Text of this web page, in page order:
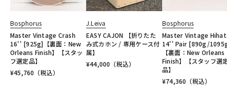
Bosphorus
Master Vintage Crash
16'' [925g]【裏面：New
Orleans Finish】【スタッ
フ選定品】
¥45,760 （税込）
J.Leiva
EASY CAJON 【折りたた
み式カホン / 専用ケース付
属】
¥44,000 （税込）
Bosphorus
Master Vintage
14'' Pair [890g/
【裏面：New Orleans
Finish】【スタッフ選
品】
¥74,360 （税込）